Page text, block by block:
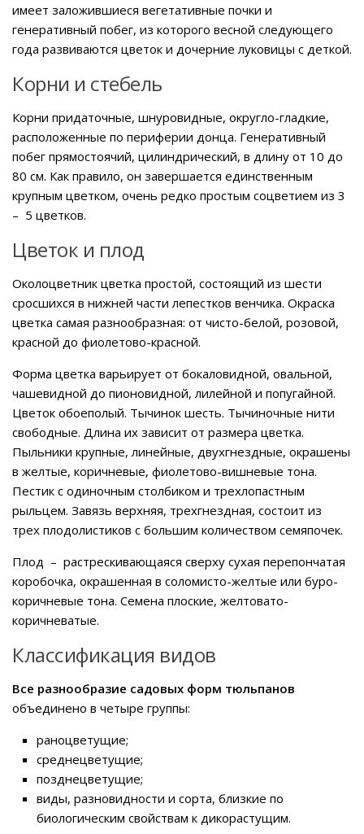
имеет заложившиеся вегетативные почки и
генеративный побег, из которого весной следующего
года развиваются цветок и дочерние луковицы с деткой.
Корни и стебель
Корни придаточные, шнуровидные, округло-гладкие,
расположенные по периферии донца. Генеративный
побег прямостоячий, цилиндрический, в длину от 10 до
80 см. Как правило, он завершается единственным
крупным цветком, очень редко простым соцветием из 3
– 5 цветков.
Цветок и плод
Околоцветник цветка простой, состоящий из шести
сросшихся в нижней части лепестков венчика. Окраска
цветка самая разнообразная: от чисто-белой, розовой,
красной до фиолетово-красной.
Форма цветка варьирует от бокаловидной, овальной,
чашевидной до пионовидной, лилейной и попугайной.
Цветок обоеполый. Тычинок шесть. Тычиночные нити
свободные. Длина их зависит от размера цветка.
Пыльники крупные, линейные, двухгнездные, окрашены
в желтые, коричневые, фиолетово-вишневые тона.
Пестик с одиночным столбиком и трехлопастным
рыльцем. Завязь верхняя, трехгнездная, состоит из
трех плодолистиков с большим количеством семяпочек.
Плод – растрескивающаяся сверху сухая перепончатая
коробочка, окрашенная в соломисто-желтые или буро-
коричневые тона. Семена плоские, желтовато-
коричневатые.
Классификация видов
Все разнообразие садовых форм тюльпанов
объединено в четыре группы:
раноцветущие;
среднецветущие;
позднецветущие;
виды, разновидности и сорта, близкие по
биологическим свойствам к дикорастущим.